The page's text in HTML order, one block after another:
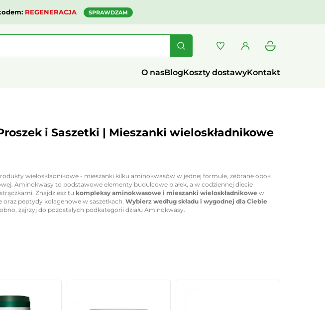
REGENERACJA SPRAWDZAM
O nasBlogKoszty dostawyKontakt
i Saszetki | Mieszanki wieloskładnikowe
wieloskładnikowe - mieszanki kilku aminokwasów w jednej formule, zebrane obok
Aminokwasy to podstawowe elementy budulcowe białek, a w codziennej diecie
Znajdziesz tu kompleksy aminokwasowe i mieszanki wieloskładnikowe w
peptydy kolagenowe w saszetkach. Wybierz według składu i wygodnej dla Ciebie
zajrzyj do pozostałych podkategorii działu Aminokwasy.